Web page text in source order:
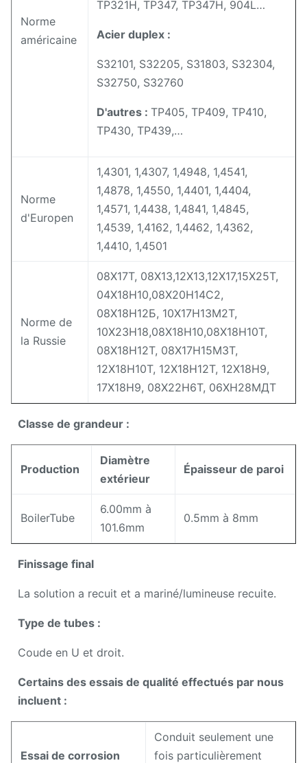
Norme
américaine
TP321H, TP347, TP347H, 904L…
Acier duplex :
S32101, S32205, S31803, S32304,
S32750, S32760
D'autres : TP405, TP409, TP410,
TP430, TP439,…
Norme
d'Europen
1,4301, 1,4307, 1,4948, 1,4541,
1,4878, 1,4550, 1,4401, 1,4404,
1,4571, 1,4438, 1,4841, 1,4845,
1,4539, 1,4162, 1,4462, 1,4362,
1,4410, 1,4501
Norme de
la Russie
08Х17Т, 08Х13,12Х13,12Х17,15Х25Т,
04Х18Н10,08Х20Н14С2,
08Х18Н12Б, 10Х17Н13М2Т,
10Х23Н18,08Х18Н10,08Х18Н10Т,
08Х18Н12Т, 08Х17Н15М3Т,
12Х18Н10Т, 12Х18Н12Т, 12Х18Н9,
17Х18Н9, 08Х22Н6Т, 06ХН28МДТ
Classe de grandeur :
Production
Diamètre
extérieur
Épaisseur de paroi
BoilerTube
6.00mm à
101.6mm
0.5mm à 8mm
Finissage final
La solution a recuit et a mariné/lumineuse recuite.
Type de tubes :
Coude en U et droit.
Certains des essais de qualité effectués par nous
incluent :
Essai de corrosion
Conduit seulement une
fois particulièrement